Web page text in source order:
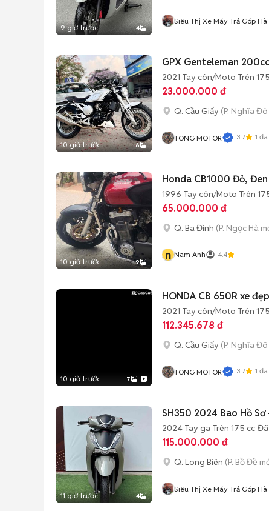
9 giờ trước 4
Siêu Thị Xe Máy Trả Góp Hà
10 giờ trước 6
GPX Genteleman
2021 Tay côn/Moto Trên
23.000.000 đ
Q. Cầu Giấy (P. Nghĩa
TONG MOTOR 3.7 1 đã
10 giờ trước 9
Honda CB1000 Đỏ, Đen
1996 Tay côn/Moto Trên
65.000.000 đ
Q. Ba Đình (P. Ngọc Hà
n Nam Anh 4.4
10 giờ trước 7
HONDA CB 650R xe
2021 Tay côn/Moto Trên
112.345.678 đ
Q. Cầu Giấy (P. Nghĩa
TONG MOTOR 3.7 1 đã
11 giờ trước 4
SH350 2024 Bao Hồ
2024 Tay ga Trên 175 cc
115.000.000 đ
Q. Long Biên (P. Bồ Đề
Siêu Thị Xe Máy Trả Góp Hà